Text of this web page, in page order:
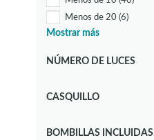
Menos de 20 (6)
Más de 70
Mostrar más
NÚMERO DE LUCES
CASQUILLO
BOMBILLAS INCLUIDAS